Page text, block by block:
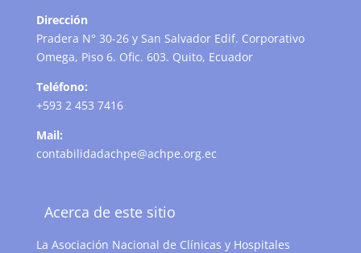
Dirección
Pradera N° 30-26 y San Salvador Edif. Corporativo
Omega, Piso 6. Ofic. 603. Quito, Ecuador
Teléfono:
+593 2 453 7416
Mail:
contabilidadachpe@achpe.org.ec
Acerca de este sitio
La Asociación Nacional de Clínicas y Hospitales